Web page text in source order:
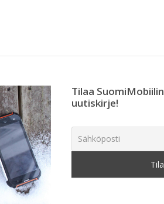
Tilaa SuomiMobiilin
uutiskirje!